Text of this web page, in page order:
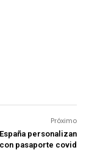
Próximo
España personalizan
pasaporte covid